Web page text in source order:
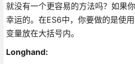
就没有一个更容易的方法吗？如果
幸运的。在ES6中，你要做的是使
变量放在大括号内。
Longhand: